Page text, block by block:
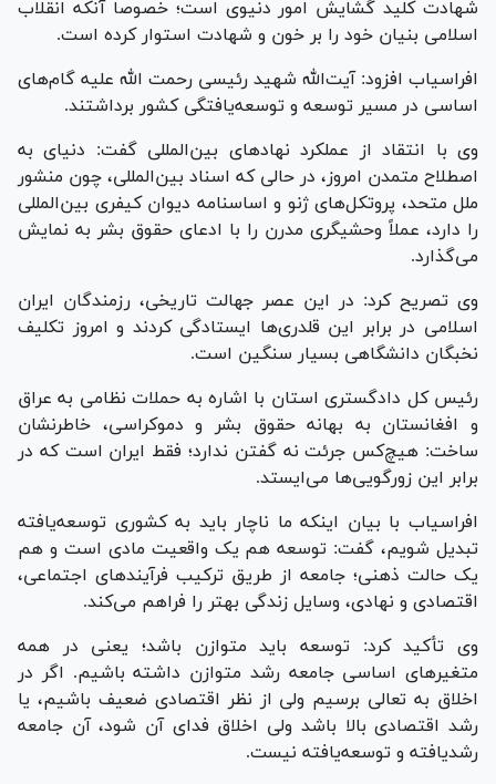
شهادت کلید گشایش امور دنیوی است؛ خصوصاً آنکه انقلاب
اسلامی بنیان خود را بر خون و شهادت استوار کرده است.
افراسیاب افزود: آیت‌الله شهید رئیسی رحمت الله علیه گام‌های
اساسی در مسیر توسعه و توسعه‌یافتگی کشور برداشتند.
وی با انتقاد از عملکرد نهاد‌های بین‌المللی گفت: دنیای به
اصطلاح متمدن امروز، در حالی که اسناد بین‌المللی، چون منشور
ملل متحد، پروتکل‌های ژنو و اساسنامه دیوان کیفری بین‌المللی
را دارد، عملاً وحشیگری مدرن را با ادعای حقوق بشر به نمایش
می‌گذارد.
وی تصریح کرد: در این عصر جهالت تاریخی، رزمندگان ایران
اسلامی در برابر این قلدری‌ها ایستادگی کردند و امروز تکلیف
نخبگان دانشگاهی بسیار سنگین است.
رئیس کل دادگستری استان با اشاره به حملات نظامی به عراق
و افغانستان به بهانه حقوق بشر و دموکراسی، خاطرنشان
ساخت: هیچ‌کس جرئت نه گفتن ندارد؛ فقط ایران است که در
برابر این زورگویی‌ها می‌ایستد.
افراسیاب با بیان اینکه ما ناچار باید به کشوری توسعه‌یافته
تبدیل شویم، گفت: توسعه هم یک واقعیت مادی است و هم
یک حالت ذهنی؛ جامعه از طریق ترکیب فرآیند‌های اجتماعی،
اقتصادی و نهادی، وسایل زندگی بهتر را فراهم می‌کند.
وی تأکید کرد: توسعه باید متوازن باشد؛ یعنی در همه
متغیر‌های اساسی جامعه رشد متوازن داشته باشیم. اگر در
اخلاق به تعالی برسیم ولی از نظر اقتصادی ضعیف باشیم، یا
رشد اقتصادی بالا باشد ولی اخلاق فدای آن شود، آن جامعه
رشد‌یافته و توسعه‌یافته نیست.